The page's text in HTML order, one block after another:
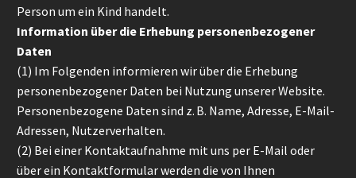
Person um ein Kind handelt.
Information über die Erhebung personenbezogener
Daten
(1) Im Folgenden informieren wir über die Erhebung
personenbezogener Daten bei Nutzung unserer Website.
Personenbezogene Daten sind z. B. Name, Adresse, E-Mail-
Adressen, Nutzerverhalten.
(2) Bei einer Kontaktaufnahme mit uns per E-Mail oder
über ein Kontaktformular werden die von Ihnen